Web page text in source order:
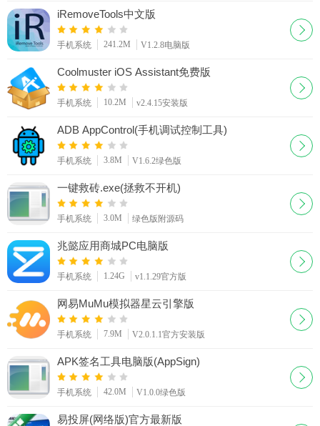
iRemoveTools中文版
手机系统 241.2M V1.2.8电脑版
Coolmuster iOS Assistant免费版
手机系统 10.2M v2.4.15安装版
ADB AppControl(手机调试控制工具)
手机系统 3.8M V1.6.2绿色版
一键救砖.exe(拯救不开机)
手机系统 3.0M 绿色版附源码
兆懿应用商城PC电脑版
手机系统 1.24G v1.1.29官方版
网易MuMu模拟器星云引擎版
手机系统 7.9M V2.0.1.1官方安装版
APK签名工具电脑版(AppSign)
手机系统 42.0M V1.0.0绿色版
易投屏(网络版)官方最新版